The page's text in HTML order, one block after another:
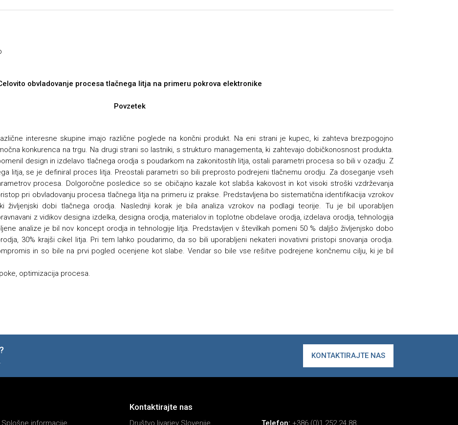
obvladovanje procesa tlačnega litja na primeru pokrova elektronike
Povzetek
interesne skupine imajo različne poglede na končni produkt. Na eni strani je kupec, ki zahteva brezpogojno
konkurenca na trgu. Na drugi strani so lastniki, s strukturo managementa, ki zahtevajo dobičkonosnost produkta.
design in izdelavo tlačnega orodja s poudarkom na zakonitostih litja, ostali parametri procesa so bili v ozadju. Z
litja, se je definiral proces litja. Preostali parametri so bili preprosto podrejeni tlačnemu orodju. Za doseganje vseh
procesa. Dolgoročne posledice so se običajno kazale kot slabša kakovost in kot visoki stroški vzdrževanja
pri obvladovanju procesa tlačnega litja na primeru iz prakse. Predstavljena bo sistematična identifikacija vzrokov
dobi tlačnega orodja. Naslednji korak je bila analiza vzrokov na podlagi teorije. Tu je bil uporabljen
z vidikov designa izdelka, designa orodja, materialov in toplotne obdelave orodja, izdelava orodja, tehnologija
analize je bil nov koncept orodja in tehnologije litja. Predstavljen v številkah pomeni 50 % daljšo življenjsko dobo
30% krajši cikel litja. Pri tem lahko poudarimo, da so bili uporabljeni nekateri inovativni pristopi snovanja orodja.
in so bile na prvi pogled ocenjene kot slabe. Vendar so bile vse rešitve podrejene končnemu cilju, ki je bil
optimizacija procesa.
KONTAKTIRAJTE NAS
Splošne informacije
Kontaktirajte nas
Društvo livarjev Slovenije Telefon: +386 (0)1 252 24 88